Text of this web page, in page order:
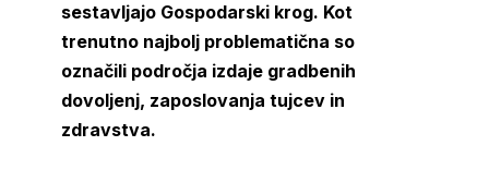
sestavljajo Gospodarski krog. Kot
trenutno najbolj problematična so
označili področja izdaje gradbenih
dovoljenj, zaposlovanja tujcev in
zdravstva.